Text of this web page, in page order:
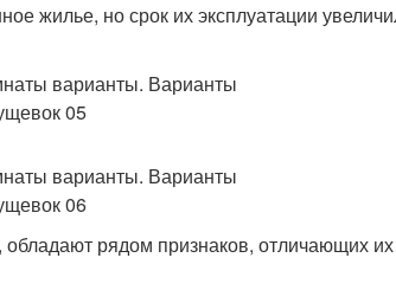
жилье, но срок их эксплуатации
рядом признаков, отличающих их